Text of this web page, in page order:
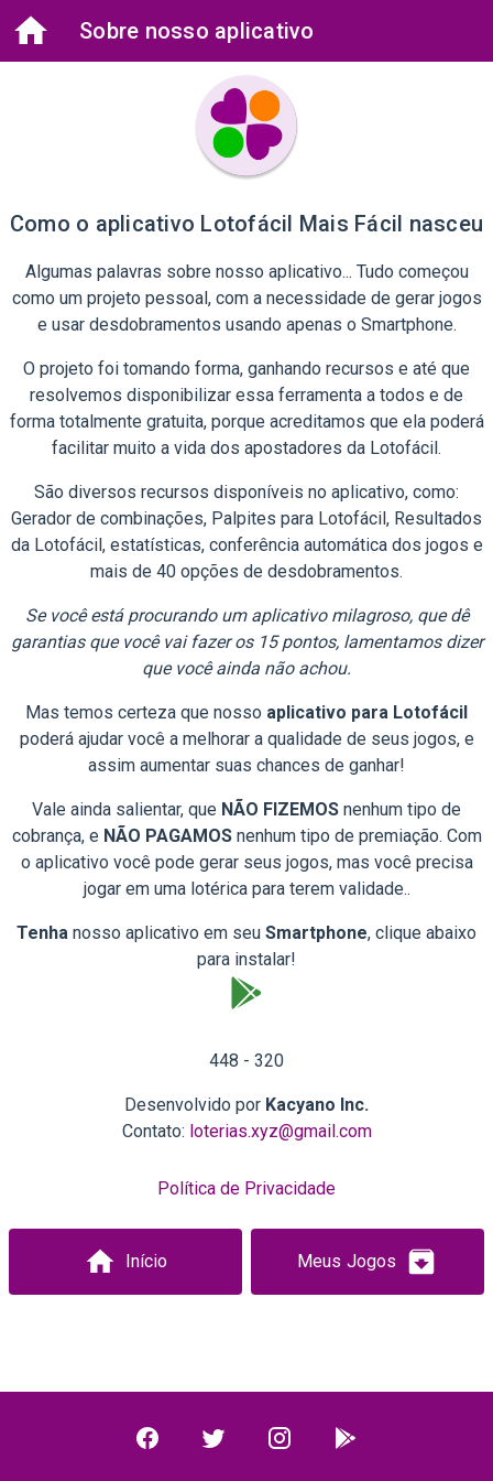
Sobre nosso aplicativo
Como o aplicativo Lotofácil Mais Fácil nasceu
Algumas palavras sobre nosso aplicativo... Tudo começou
como um projeto pessoal, com a necessidade de gerar jogos
e usar desdobramentos usando apenas o Smartphone.
O projeto foi tomando forma, ganhando recursos e até que
resolvemos disponibilizar essa ferramenta a todos e de
forma totalmente gratuita, porque acreditamos que ela poderá
facilitar muito a vida dos apostadores da Lotofácil.
São diversos recursos disponíveis no aplicativo, como:
Gerador de combinações, Palpites para Lotofácil, Resultados
da Lotofácil, estatísticas, conferência automática dos jogos e
mais de 40 opções de desdobramentos.
Se você está procurando um aplicativo milagroso, que dê
garantias que você vai fazer os 15 pontos, lamentamos dizer
que você ainda não achou.
Mas temos certeza que nosso aplicativo para Lotofácil
poderá ajudar você a melhorar a qualidade de seus jogos, e
assim aumentar suas chances de ganhar!
Vale ainda salientar, que NÃO FIZEMOS nenhum tipo de
cobrança, e NÃO PAGAMOSnenhum tipo de premiação. Com
o aplicativo você pode gerar seus jogos, mas você precisa
jogar em uma lotérica para terem validade..
Tenha nosso aplicativo em seu Smartphone, clique abaixo
para instalar!
448 - 320
Desenvolvido por Kacyano Inc.
Contato: loterias.xyz@gmail.com
Política de Privacidade
Início Meus Jogos